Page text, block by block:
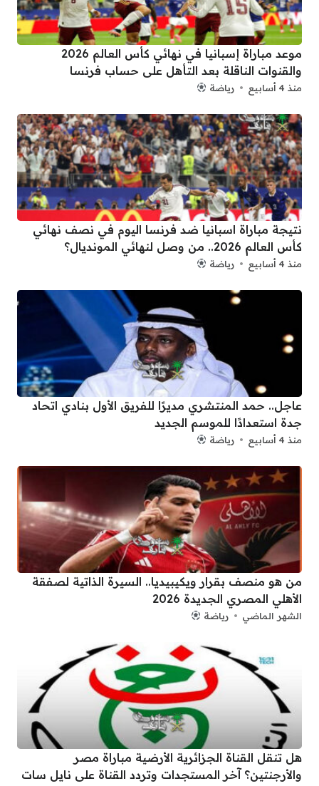
موعد مباراة إسبانيا في نهائي كأس العالم 2026
والقنوات الناقلة بعد التأهل على حساب فرنسا
منذ 4 أسابيع رياضة
نتيجة مباراة اسبانيا ضد فرنسا اليوم في نصف نهائي
كأس العالم 2026.. من وصل لنهائي المونديال؟
منذ 4 أسابيع رياضة
عاجل.. حمد المنتشري مديرًا للفريق الأول بنادي اتحاد
جدة استعدادًا للموسم الجديد
منذ 4 أسابيع رياضة
من هو منصف بقرار ويكيبيديا.. السيرة الذاتية لصفقة
الأهلي المصري الجديدة 2026
الشهر الماضي رياضة
هل تنقل القناة الجزائرية الأرضية مباراة مصر
والأرجنتين؟ آخر المستجدات وتردد القناة على نايل سات